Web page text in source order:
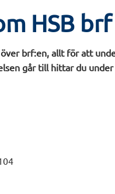
HSB
brf:en, allt för att
går till hittar du